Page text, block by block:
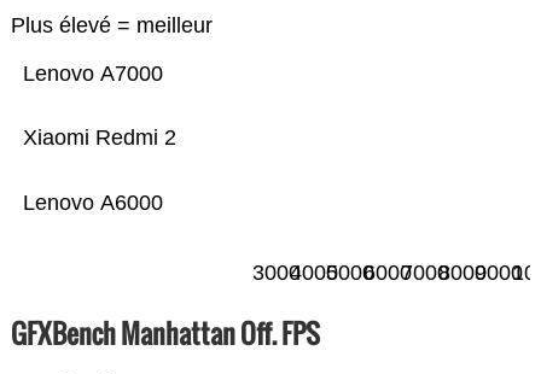
Plus élevé = meilleur
Lenovo A6000
Xiaomi Redmi 2
Lenovo A7000
3000400050006000700080009000
GFXBench Manhattan Off. FPS